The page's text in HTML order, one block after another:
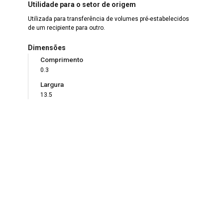
Utilidade para o setor de origem
Utilizada para transferência de volumes pré-estabelecidos
de um recipiente para outro.
Dimensões
Comprimento
0.3
Largura
13.5